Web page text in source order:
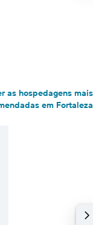
as hospedagens mais
em Fortaleza